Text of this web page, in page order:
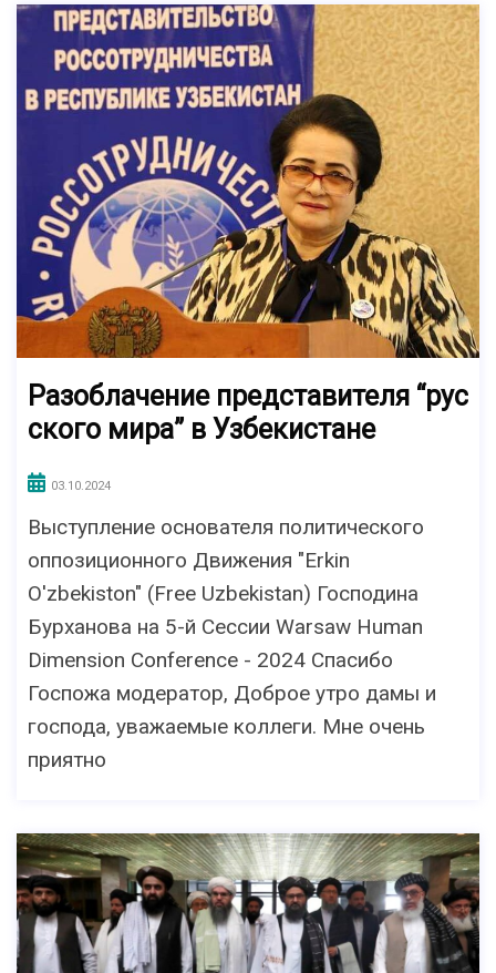
Разоблачение представителя “рус
ского мира” в Узбекистане
03.10.2024
Выступление основателя политического
оппозиционного Движения "Erkin
O'zbekiston" (Free Uzbekistan) Господина
Бурханова на 5-й Сессии Warsaw Human
Dimension Conference - 2024 Спасибо
Госпожа модератор, Доброе утро дамы и
господа, уважаемые коллеги. Мне очень
приятно